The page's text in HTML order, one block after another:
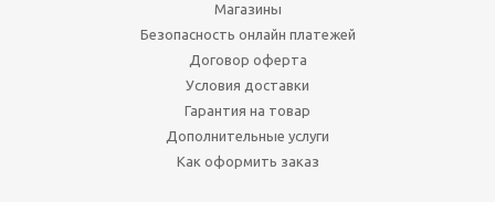
Магазины
Безопасность онлайн платежей
Договор оферта
Условия доставки
Гарантия на товар
Дополнительные услуги
Как оформить заказ